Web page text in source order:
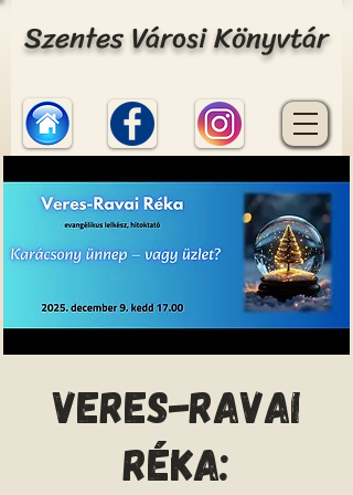
Szentes Városi Könyvtár
Veres-Ravai
Réka: